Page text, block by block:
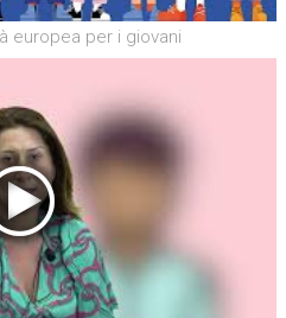
europea per i giovani